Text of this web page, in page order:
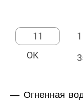
1
— Огненная